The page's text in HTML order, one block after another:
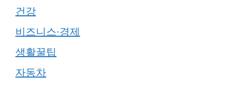
건강
비즈니스·경제
생활꿀팁
자동차